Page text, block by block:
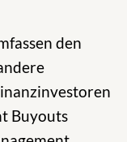
den
Buyouts